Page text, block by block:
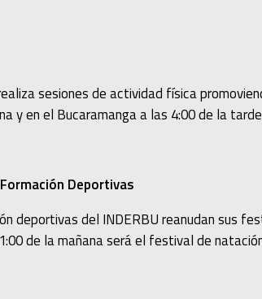
sesiones de actividad física
y en el Bucaramanga a las 4:00 de la
Deportivas
deportivas del INDERBU reanudan sus
de la mañana será el festival de